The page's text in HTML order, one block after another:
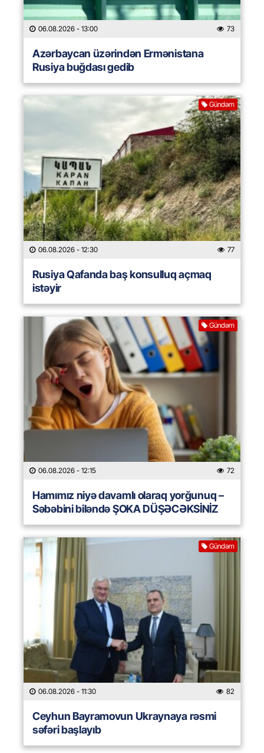
06.08.2026 - 13:00 73
Azərbaycan üzərindən Ermənistana
Rusiya buğdası gedib
Gündəm
06.08.2026 - 12:30 77
Rusiya Qafanda baş konsulluq açmaq
istəyir
Gündəm
06.08.2026 - 12:15 72
Hamımız niyə davamlı olaraq yorğunuq –
Səbəbini biləndə ŞOKA DÜŞƏCƏKSİNİZ
Gündəm
06.08.2026 - 11:30 82
Ceyhun Bayramovun Ukraynaya rəsmi
səfəri başlayıb